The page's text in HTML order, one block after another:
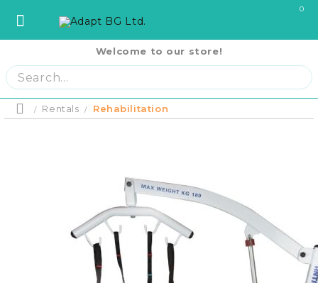
ул. Три Уши 121
Пловдив
Варна ул. Илинден 9
Бургас жк. Славейков, бл. 157
бул. Придунавски 58
бул. Русе 2
Кърджали ул. Сан Стефано 13
Благоевград ул. Рилски езера 4
бул. Симеон Велики 69
София 02 442 0424
Варна 052 671144
Бургас 056 590 591
Русе
Плевен 064 678855
Кърджали 0876 353153
Благоевград0876 060058
Шумен
0
Welcome to our store!
Home
RENTAL EQUIPMENT
COVID-19 Products
Rentals Rehabilitation
Плащане на
си на
месечни
Плащане на
равни
2000 лв.